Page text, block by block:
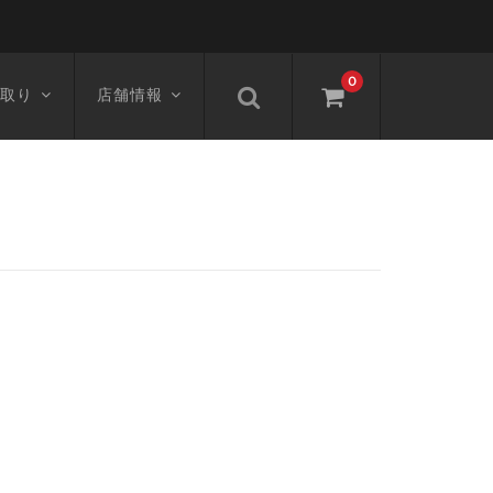
0
り 店舗情報